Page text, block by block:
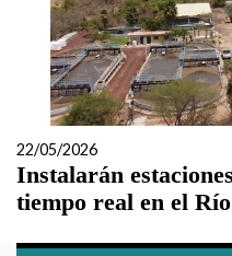
22/05/2026
Instalarán
tiempo real en el